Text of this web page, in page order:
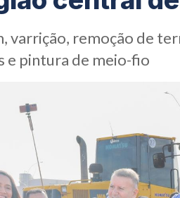
varrição, remoção de
e pintura de meio-fio